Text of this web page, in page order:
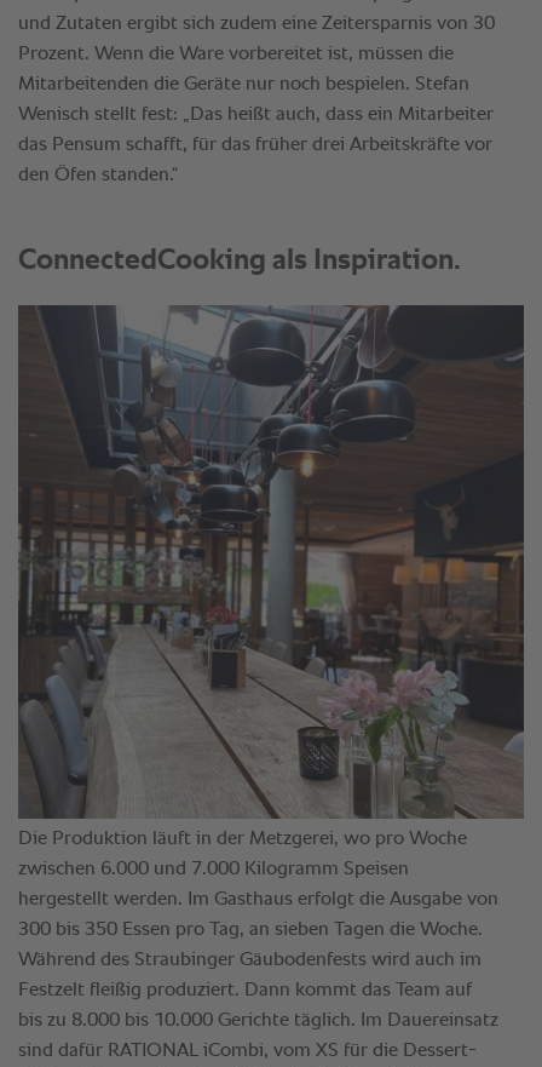
und Zutaten ergibt sich zudem eine Zeitersparnis von 30
Prozent. Wenn die Ware vorbereitet ist, müssen die
Mitarbeitenden die Geräte nur noch bespielen. Stefan
Wenisch stellt fest: „Das heißt auch, dass ein Mitarbeiter
das Pensum schafft, für das früher drei Arbeitskräfte vor
den Öfen standen.“
ConnectedCooking als Inspiration.
Die Produktion läuft in der Metzgerei, wo pro Woche
zwischen 6.000 und 7.000 Kilogramm Speisen
hergestellt werden. Im Gasthaus erfolgt die Ausgabe von
300 bis 350 Essen pro Tag, an sieben Tagen die Woche.
Während des Straubinger Gäubodenfests wird auch im
Festzelt fleißig produziert. Dann kommt das Team auf
bis zu 8.000 bis 10.000 Gerichte täglich. Im Dauereinsatz
sind dafür RATIONAL iCombi, vom XS für die Dessert-